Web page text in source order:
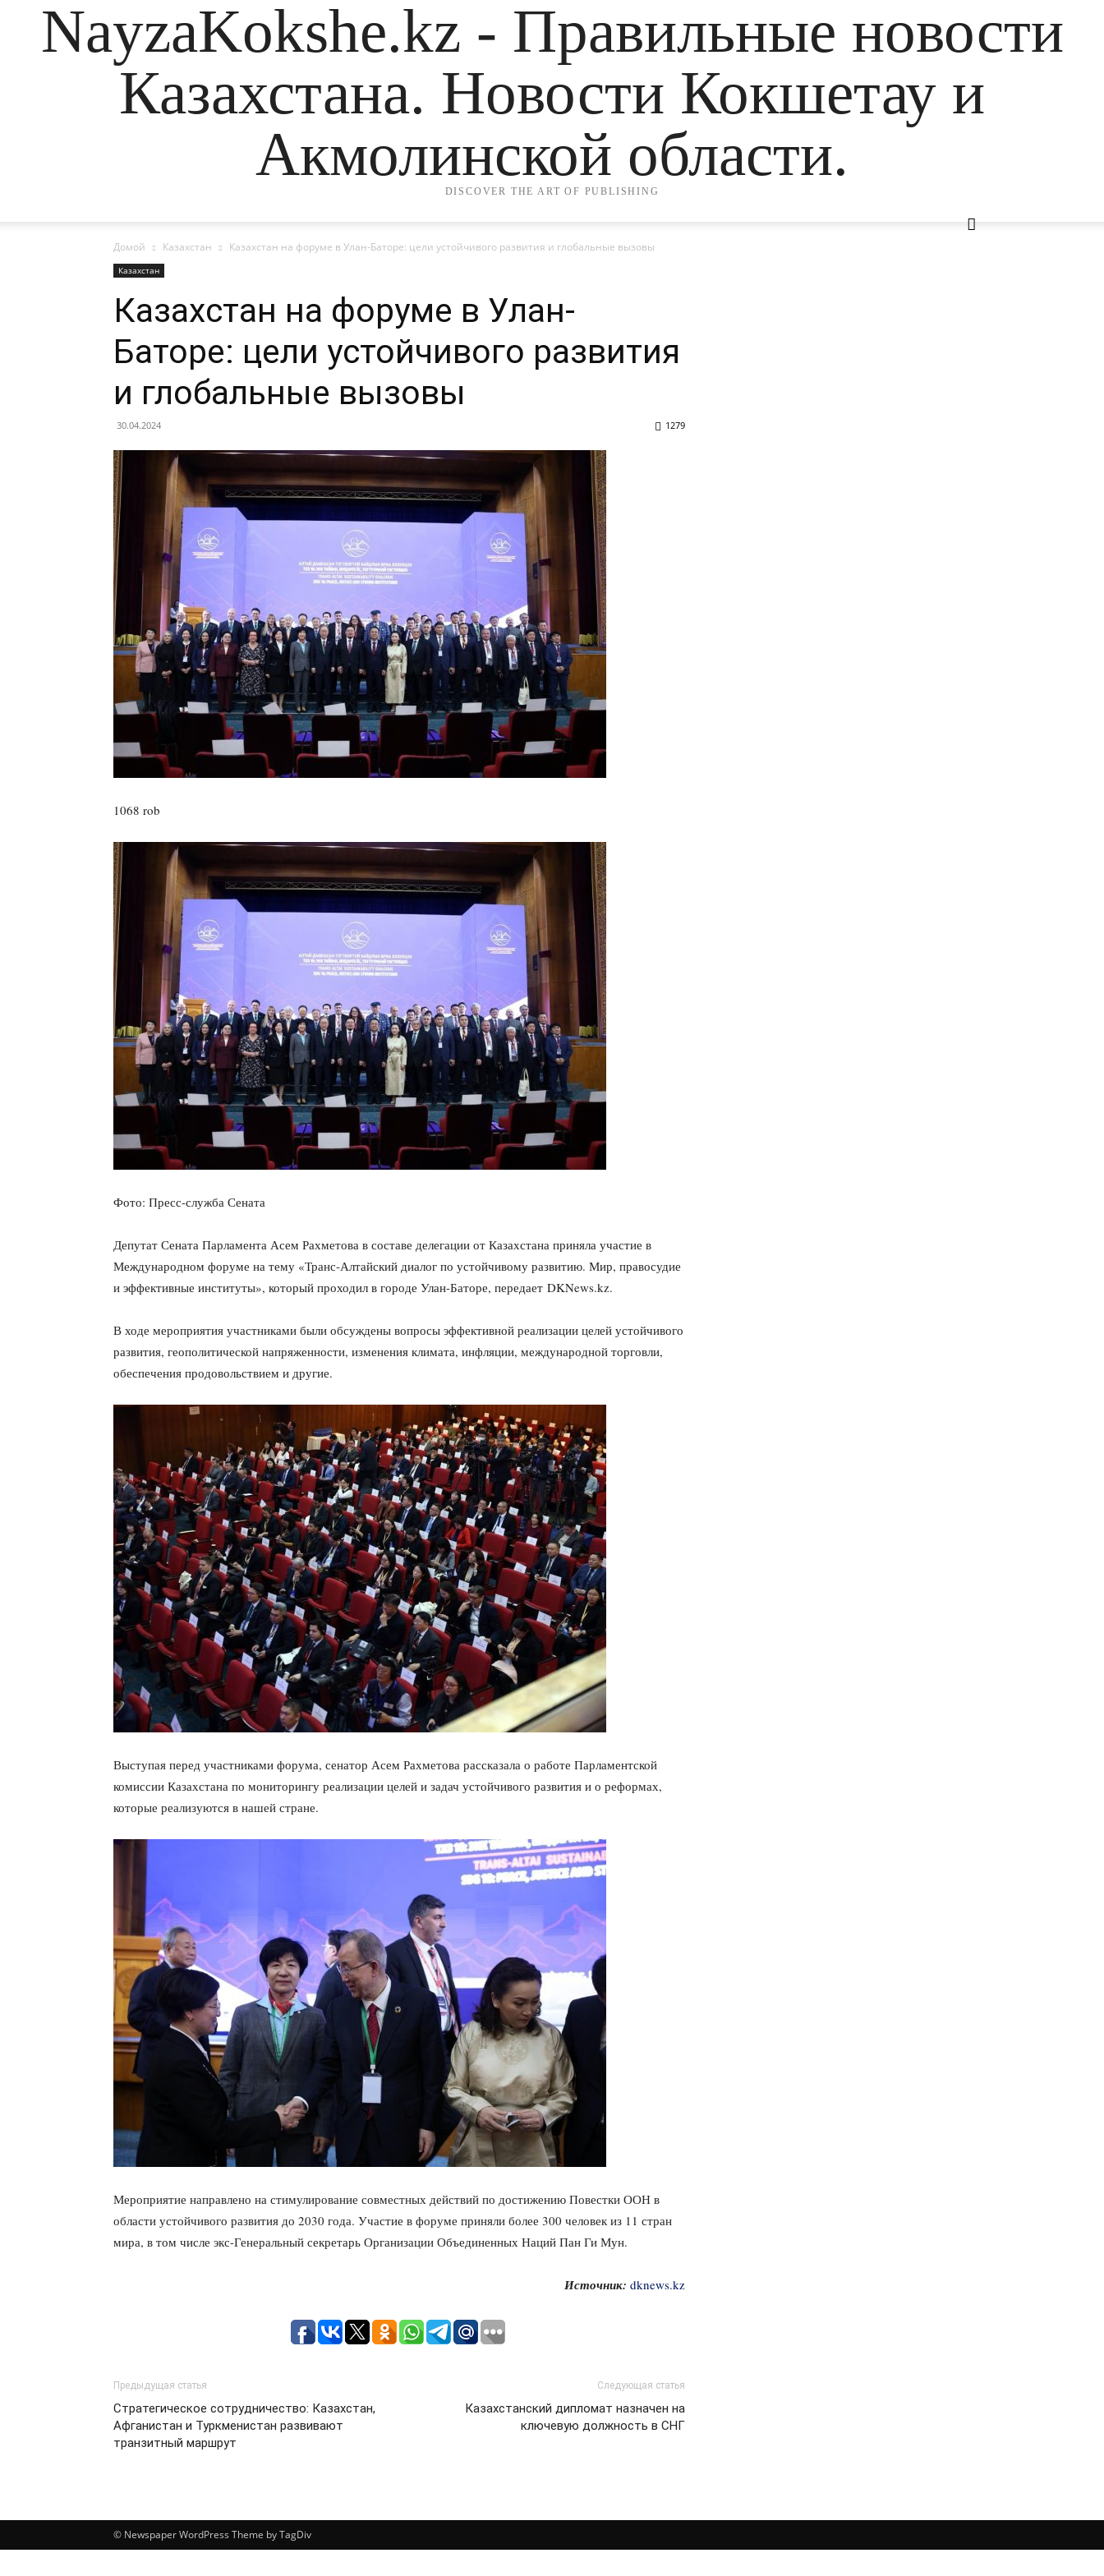
NayzaKokshe.kz - Правильные новости
Казахстана. Новости Кокшетау и
Акмолинской области.
DISCOVER THE ART OF PUBLISHING
Домой Казахстан Казахстан на форуме в Улан-Баторе: цели устойчивого развития и глобальные вызовы
Казахстан
Казахстан на форуме в Улан-
Баторе: цели устойчивого развития
и глобальные вызовы
30.04.2024 1279
1068 rob
Фото: Пресс-служба Сената
Депутат Сената Парламента Асем Рахметова в составе делегации от Казахстана приняла участие в
Международном форуме на тему «Транс-Алтайский диалог по устойчивому развитию. Мир, правосудие
и эффективные институты», который проходил в городе Улан-Баторе, передает DKNews.kz.
В ходе мероприятия участниками были обсуждены вопросы эффективной реализации целей устойчивого
развития, геополитической напряженности, изменения климата, инфляции, международной торговли,
обеспечения продовольствием и другие.
Выступая перед участниками форума, сенатор Асем Рахметова рассказала о работе Парламентской
комиссии Казахстана по мониторингу реализации целей и задач устойчивого развития и о реформах,
которые реализуются в нашей стране.
Мероприятие направлено на стимулирование совместных действий по достижению Повестки ООН в
области устойчивого развития до 2030 года. Участие в форуме приняли более 300 человек из 11 стран
мира, в том числе экс-Генеральный секретарь Организации Объединенных Наций Пан Ги Мун.
Источник: dknews.kz
Предыдущая статья
Стратегическое сотрудничество: Казахстан,
Афганистан и Туркменистан развивают
транзитный маршрут
Следующая статья
Казахстанский дипломат назначен на
ключевую должность в СНГ
© Newspaper WordPress Theme by TagDiv